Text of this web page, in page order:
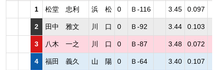
1 松堂 忠利 浜 松 0 Ｂ-116 3.45 0.097
2 田中 雅文 川 口 0 Ｂ-92 3.44 0.103
3 八木 一之 川 口 0 Ｂ-87 3.48 0.072
4 福田 義久 山 陽 0 Ｂ-64 3.40 0.107